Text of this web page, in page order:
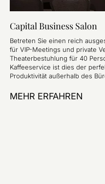
Capital Business Salon
Betreten Sie einen reich
für VIP-Meetings und private
Theaterbestuhlung für 40
Kaffeeservice ist dies der
Produktivität außerhalb des
MEHR ERFAHREN